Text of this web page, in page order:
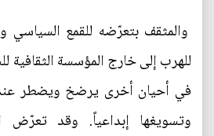
والمثقف بتعرّضه للقمع السياسي
للهرب إلى خارج المؤسسة الثقافية
في أحيان أخرى يرضخ ويضطر
وتسويغها إبداعياً. وقد تعرّض